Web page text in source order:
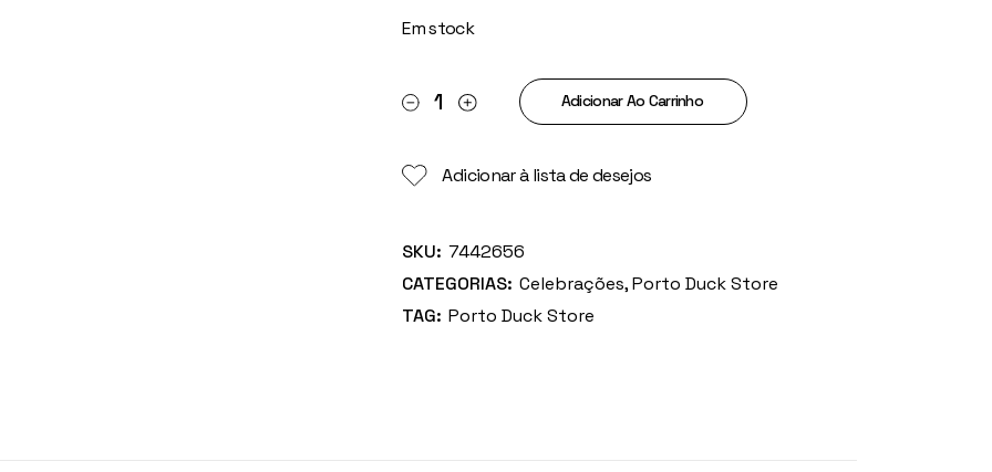
Em stock
Pato Com Cartaz de Saudação quantity
Adicionar Ao Carrinho
Adicionar à lista de desejos
SKU: 7442656
CATEGORIAS: Celebrações,Porto Duck Store
TAG: Porto Duck Store